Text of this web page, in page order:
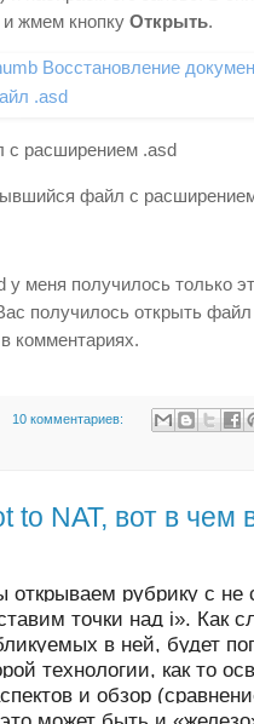
и жмем кнопку Открыть.
с расширением .asd
файл с
меня получилось только
получилось открыть файл
комментариях.
10 комментариев:
to NAT, вот в
открываем рубрику с
точки над i». Как
в ней, будет
технологии, как то
и обзор